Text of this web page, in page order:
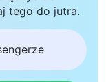
tego do jutra.